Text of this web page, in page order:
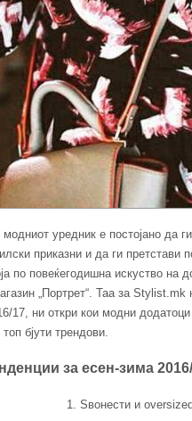
модниот уредник е постојано да
приказни и да ги претстави
по повеќегодишна искуство
„Портрет“. Таа за Stylist.mk
17, ни откри кои модни
бјути трендови.
за есен-зима
1. Ѕвонести и